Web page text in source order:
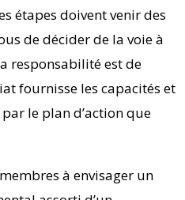
étapes doivent venir des
de décider de la voie à
responsabilité est de
fournisse les capacités et
le plan d’action que
à envisager un